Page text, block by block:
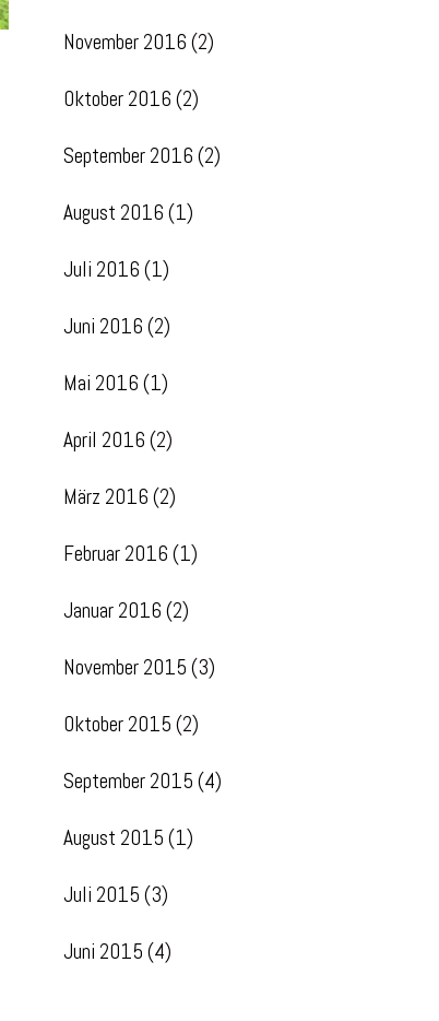
November 2016 (2)
Oktober 2016 (2)
September 2016 (2)
August 2016 (1)
Juli 2016 (1)
Juni 2016 (2)
Mai 2016 (1)
April 2016 (2)
März 2016 (2)
Februar 2016 (1)
Januar 2016 (2)
November 2015 (3)
Oktober 2015 (2)
September 2015 (4)
August 2015 (1)
Juli 2015 (3)
Juni 2015 (4)